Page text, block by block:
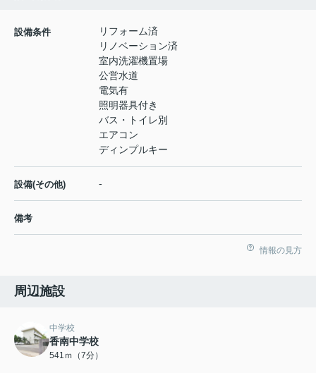
設備条件
リフォーム済
リノベーション済
室内洗濯機置場
公営水道
電気有
照明器具付き
バス・トイレ別
エアコン
ディンプルキー
設備(その他) -
備考
情報の見方
周辺施設
中学校
香南中学校
541ｍ（7分）